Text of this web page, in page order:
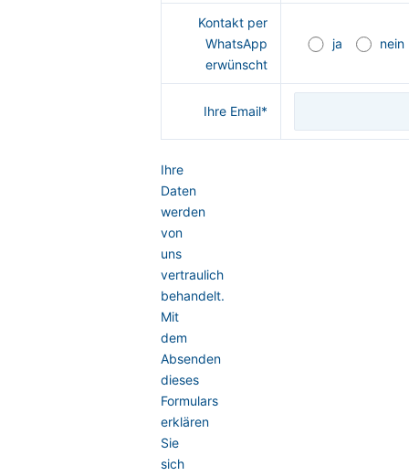
Kontakt per
WhatsApp
erwünscht
ja nein
Ihre Email*
Ihre
Daten
werden
von
uns
vertraulich
behandelt.
Mit
dem
Absenden
dieses
Formulars
erklären
Sie
sich